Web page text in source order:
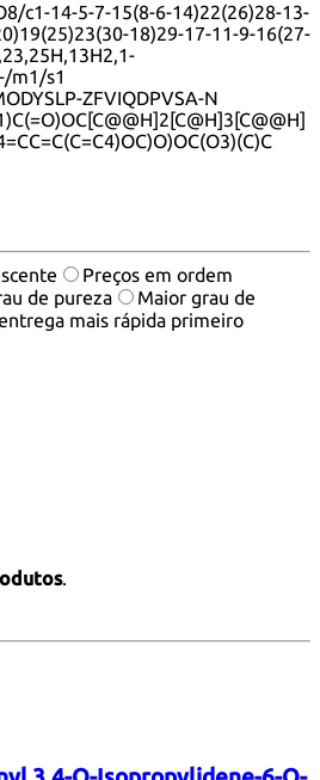
c1-14-5-7-15(8-6-14)22(26)28-13-
18)29-17-11-9-16(27-
m1/s1
ZFVIQDPVSA-N
Preços em ordem
de pureza
Maior grau de
mais rápida primeiro
.